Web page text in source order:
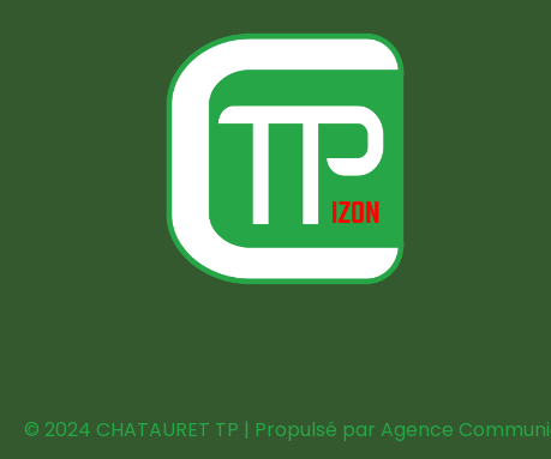
© 2024 CHATAURET TP | Propulsé par Agence